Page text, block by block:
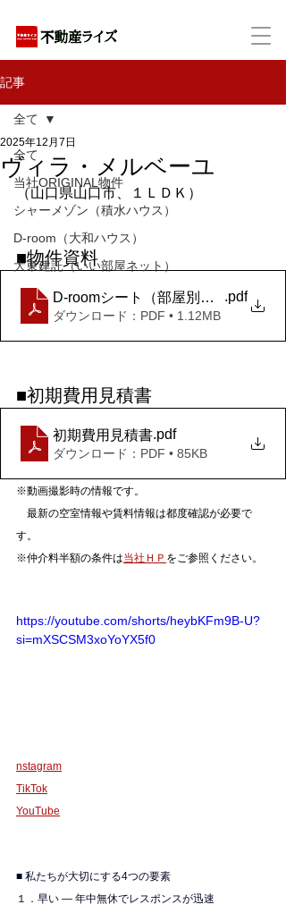
記事
全て
当社ORIGINAL物件
シャーメゾン（積水ハウス）
D-room（大和ハウス）
大東建託（いい部屋ネット）
全て
ヴィラ・メルベーユ
2025年12月7日
（山口県山口市、１ＬＤＫ）
■物件資料
D-roomシート（部屋別）_ヴィラ・
.pdf
ダウンロード：PDF • 1.12MB
■初期費用見積書
初期費用見積書.pdf
ダウンロード：PDF • 85KB
※動画撮影時の情報です。
最新の空室情報や賃料情報は都度確認が必要で
す。
※仲介料半額の条件は当社ＨＰ をご参照ください。
https://youtube.com/shorts/heybKFm9B-U?
si=mXSCSM3xoYoYX5f0
nstagram
TikTok
YouTube
■ 私たちが大切にする4つの要素
１．早い — 年中無休でレスポンスが迅速